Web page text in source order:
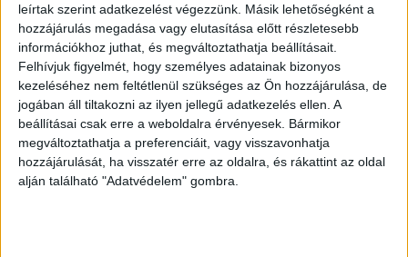
leírtak szerint adatkezelést végezzünk. Másik lehetőségként a
hozzájárulás megadása vagy elutasítása előtt részletesebb
információkhoz juthat, és megváltoztathatja beállításait.
Felhívjuk figyelmét, hogy személyes adatainak bizonyos
kezeléséhez nem feltétlenül szükséges az Ön hozzájárulása, de
jogában áll tiltakozni az ilyen jellegű adatkezelés ellen. A
beállításai csak erre a weboldalra érvényesek. Bármikor
megváltoztathatja a preferenciáit, vagy visszavonhatja
hozzájárulását, ha visszatér erre az oldalra, és rákattint az oldal
alján található "Adatvédelem" gombra.
ID
97909
A híres ellenzéki zsebkönyv szerzői között találjuk
Kossuthot, Petőfit, Szemere Bertalant, Irinyit és
Vörösmartyt is.